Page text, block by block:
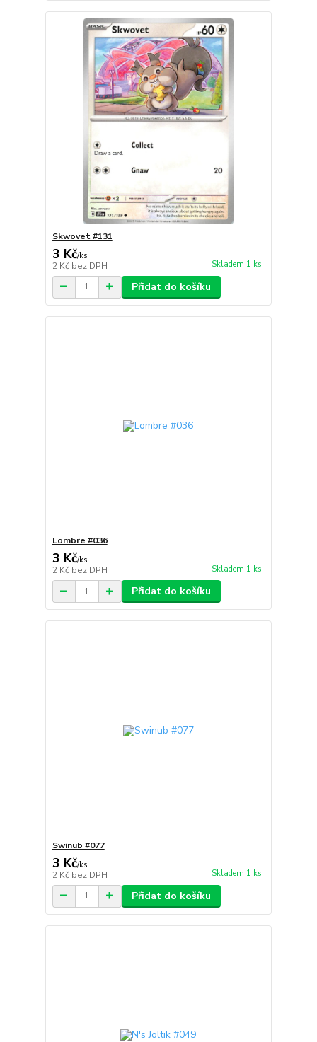
Skwovet #131
3 Kč/ks
2 Kč bez DPH Skladem 1 ks
Přidat do košíku
Lombre #036
3 Kč/ks
2 Kč bez DPH Skladem 1 ks
Přidat do košíku
Swinub #077
3 Kč/ks
2 Kč bez DPH Skladem 1 ks
Přidat do košíku